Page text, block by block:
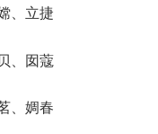
、立捷
、囡蔻
、婤春